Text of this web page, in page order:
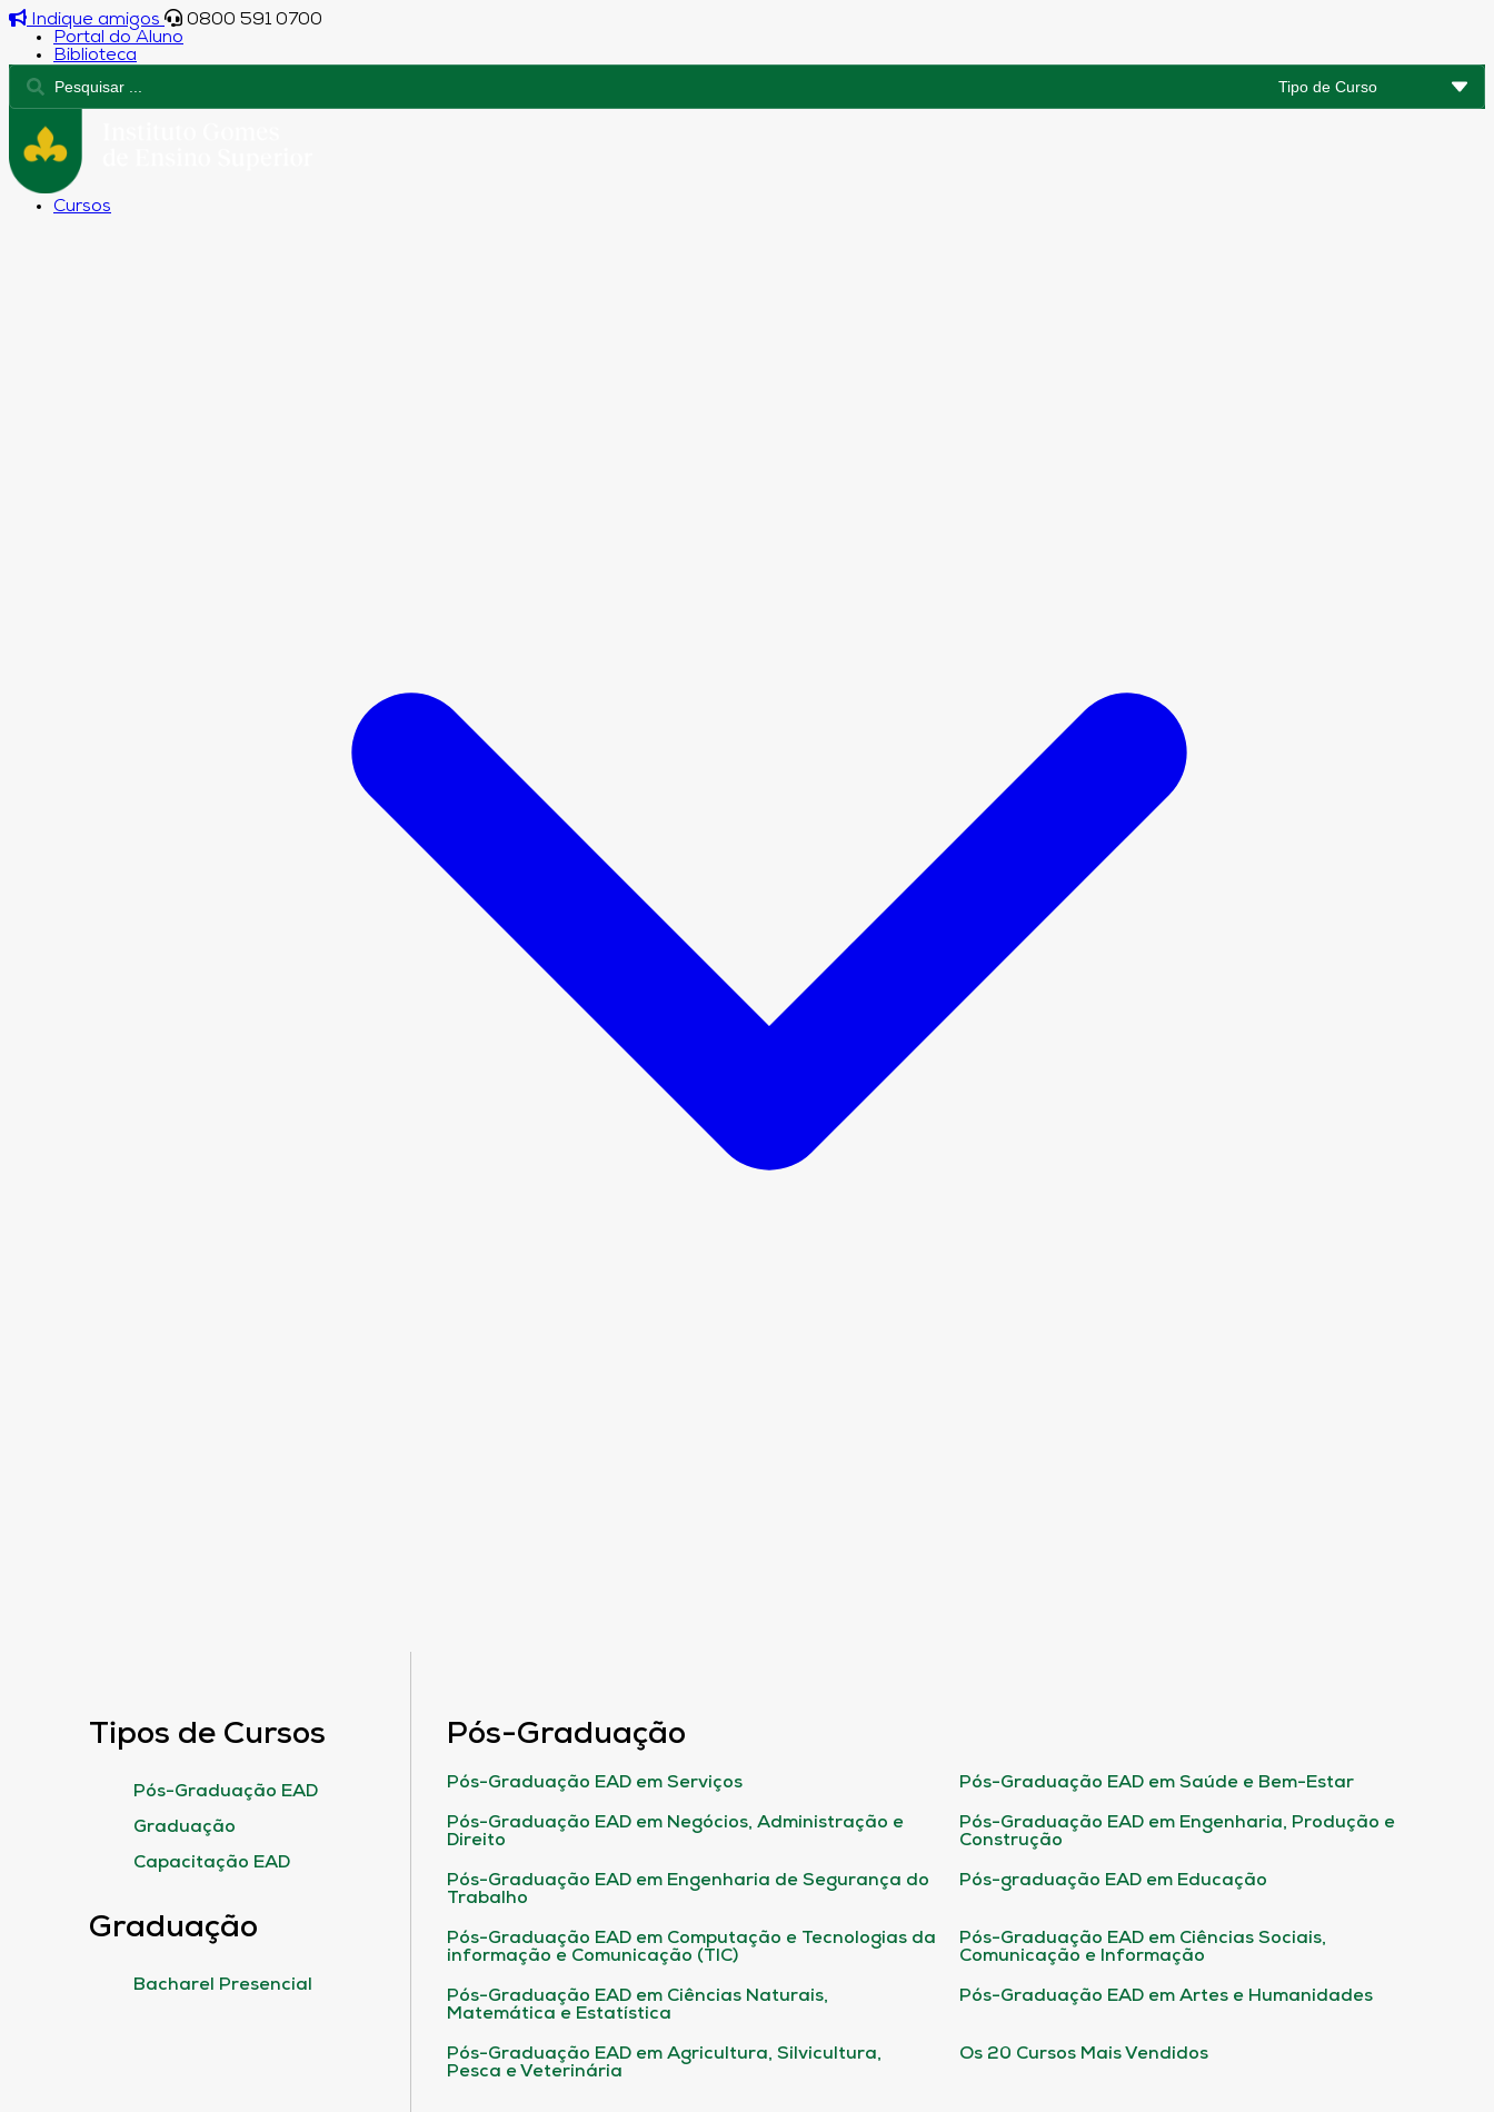
Indique amigos
0800 591 0700
Portal do Aluno
Biblioteca
Cursos
Tipos de Cursos
Pós-Graduação EAD
Graduação
Capacitação EAD
Graduação
Bacharel Presencial
Pós-Graduação
Pós-Graduação EAD em Serviços Pós-Graduação EAD em Saúde e Bem-Estar
Pós-Graduação EAD em Negócios, Administração e
Direito
Pós-Graduação EAD em Engenharia, Produção e
Construção
Pós-Graduação EAD em Engenharia de Segurança do
Trabalho
Pós-graduação EAD em Educação
Pós-Graduação EAD em Computação e Tecnologias da
informação e Comunicação (TIC)
Pós-Graduação EAD em Ciências Sociais,
Comunicação e Informação
Pós-Graduação EAD em Ciências Naturais,
Matemática e Estatística
Pós-Graduação EAD em Artes e Humanidades
Pós-Graduação EAD em Agricultura, Silvicultura,
Pesca e Veterinária
Os 20 Cursos Mais Vendidos